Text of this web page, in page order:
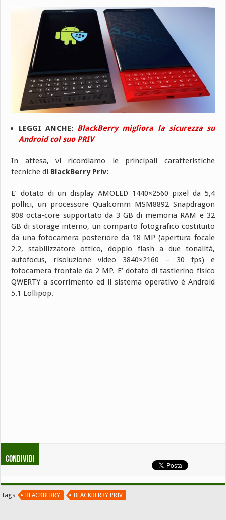
LEGGI ANCHE: BlackBerry migliora la sicurezza su
Android col suo PRIV
In attesa, vi ricordiamo le principali caratteristiche
tecniche di BlackBerry Priv:
E’ dotato di un display AMOLED 1440×2560 pixel da 5,4
pollici, un processore Qualcomm MSM8892 Snapdragon
808 octa-core supportato da 3 GB di memoria RAM e 32
GB di storage interno, un comparto fotografico costituito
da una fotocamera posteriore da 18 MP (apertura focale
2.2, stabilizzatore ottico, doppio flash a due tonalità,
autofocus, risoluzione video 3840×2160 – 30 fps) e
fotocamera frontale da 2 MP. E’ dotato di tastierino fisico
QWERTY a scorrimento ed il sistema operativo è Android
5.1 Lollipop.
Condividi
Tags BLACKBERRY BLACKBERRY PRIV